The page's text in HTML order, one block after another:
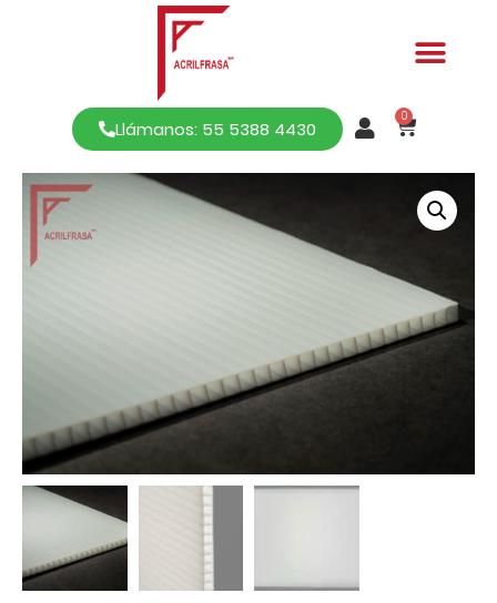
Llámanos: 55 5388 4430
0